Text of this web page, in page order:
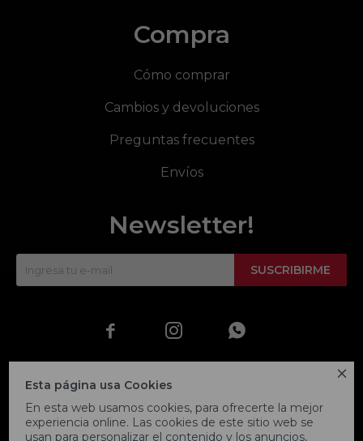

Esta página usa Cookies
En esta web usamos cookies, para ofrecerte la mejor
experiencia online. Las cookies de este sitio web se
usan para personalizar el contenido y los anuncios,
Compra
Cómo comprar
Cambios y devoluciones
Preguntas frecuentes
Envíos
Newsletter!
SUSCRIBIRME
  